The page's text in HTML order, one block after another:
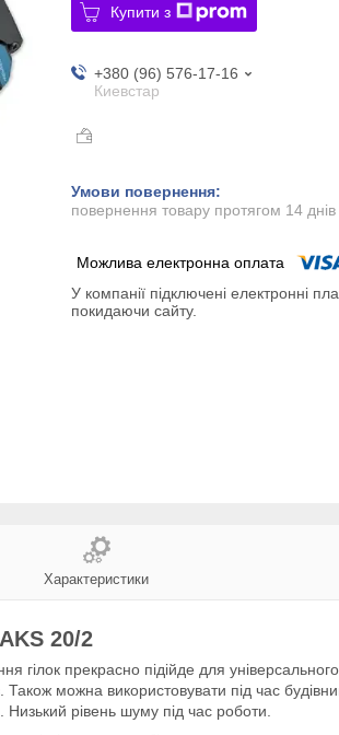
Купити з
+380 (96) 576-17-16
Киевстар
повернення товару протягом 14 днів
У компанії підключені електронні
покидаючи сайту.
Характеристики
20/2
прекрасно підійде для
Також можна використовувати під час
рівень шуму під час роботи.